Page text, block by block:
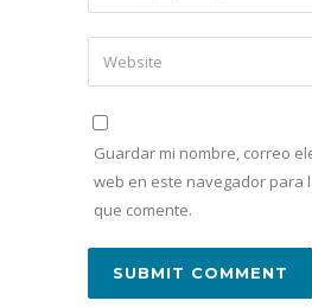
Guardar mi nombre, correo
web en este navegador para
que comente.